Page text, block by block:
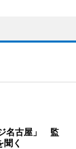
名古屋」 監
く